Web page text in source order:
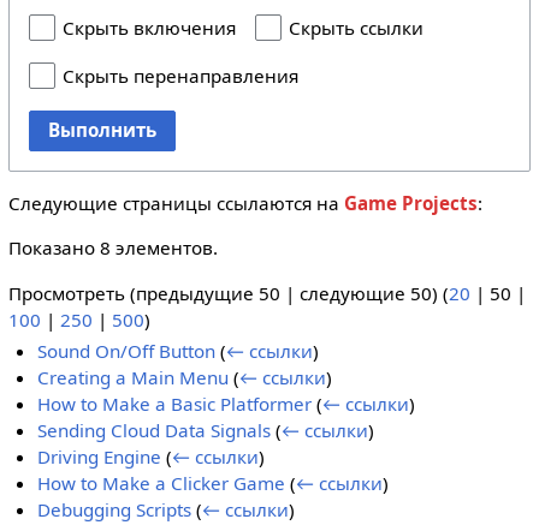
Скрыть включения
Скрыть ссылки
Скрыть перенаправления
Выполнить
Следующие страницы ссылаются на Game Projects:
Показано 8 элементов.
Просмотреть (предыдущие 50 | следующие 50) (20 | 50 |
100 | 250 | 500)
Sound On/Off Button (← ссылки)
Creating a Main Menu (← ссылки)
How to Make a Basic Platformer (← ссылки)
Sending Cloud Data Signals (← ссылки)
Driving Engine (← ссылки)
How to Make a Clicker Game (← ссылки)
Debugging Scripts (← ссылки)